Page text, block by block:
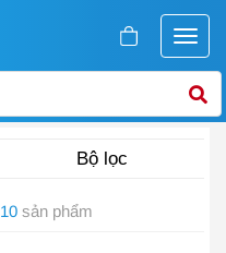
Bộ lọc
10sản phẩm